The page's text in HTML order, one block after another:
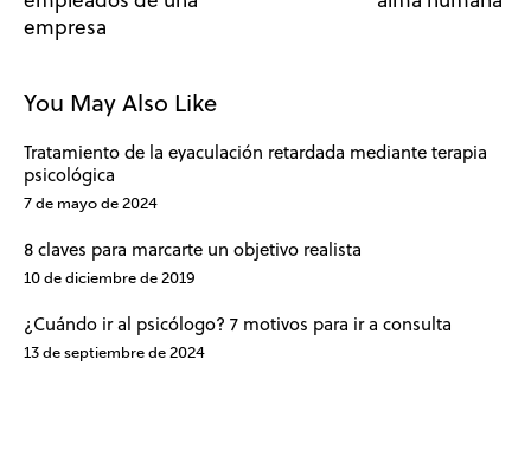
empresa
You May Also Like
Tratamiento de la eyaculación retardada mediante terapia
psicológica
7 de mayo de 2024
8 claves para marcarte un objetivo realista
10 de diciembre de 2019
¿Cuándo ir al psicólogo? 7 motivos para ir a consulta
13 de septiembre de 2024